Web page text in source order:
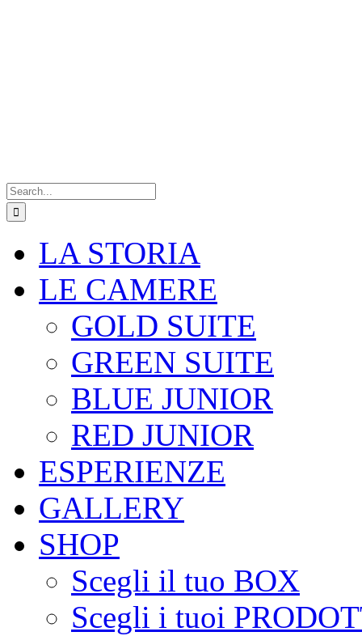
for:
LA STORIA
LE CAMERE
GOLD SUITE
GREEN SUITE
BLUE JUNIOR
RED JUNIOR
ESPERIENZE
GALLERY
SHOP
Scegli il tuo BOX
Scegli i tuoi